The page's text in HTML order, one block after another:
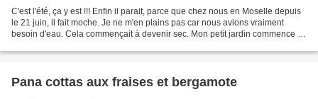
C'est l'été, ça y est !!! Enfin il parait, parce que chez nous en Moselle depuis
le 21 juin, il fait moche. Je ne m'en plains pas car nous avions vraiment
besoin d'eau. Cela commençait à devenir sec. Mon petit jardin commence à
Pana cottas aux fraises et bergamote